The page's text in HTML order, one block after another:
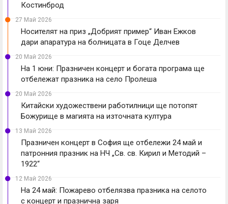
Костинброд
27 Май 2026
Носителят на приз „Добрият пример“ Иван Ежков
дари апаратура на болницата в Гоце Делчев
20 Май 2026
На 1 юни: Празничен концерт и богата програма ще
отбележат празника на село Пролеша
20 Май 2026
Китайски художествени работилници ще потопят
Божурище в магията на източната култура
13 Май 2026
Празничен концерт в София ще отбележи 24 май и
патронния празник на НЧ „Св. св. Кирил и Методий –
1922“
12 Май 2026
На 24 май: Пожарево отбелязва празника на селото
с концерт и празнична заря